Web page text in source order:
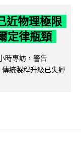
近物理極限
定律瓶頸
時專訪，警告
統製程升級已失經